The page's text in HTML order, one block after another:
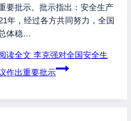
要批示。批示指出：安全生产
年，经过各方共同努力，全国
体稳…
读全文 李克强对全国安全生
作出重要批示